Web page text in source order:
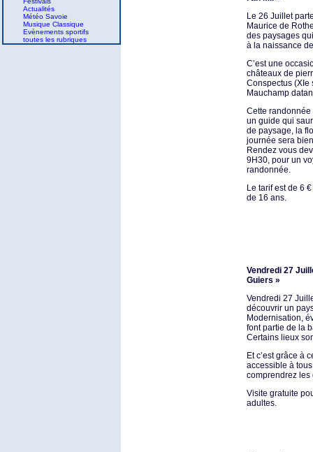
Actualités
Météo Savoie
Musique Classique
Evènements sportifs
toutes les rubriques
Le 26 Juillet
Maurice de
des paysages
à la naissance
C’est une
châteaux de
Conspectus (XIe
Mauchamp
Cette
un guide qui
de paysage, la
journée sera
Rendez vous
9H30, pour un
randonnée.
Le tarif est de 6
de 16 ans.
Vendredi 27
Guiers »
Vendredi 27
découvrir un
Modernisation,
font partie de la
Certains lieux
Et c’est grâce à
accessible à
comprendrez les
Visite gratuite
adultes.